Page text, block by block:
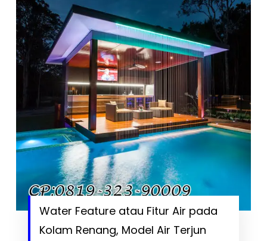
Water Feature atau Fitur Air pada
Kolam Renang, Model Air Terjun